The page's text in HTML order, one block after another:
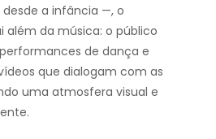
a infância —, o
além da música: o público
de dança e
que dialogam com as
uma atmosfera visual e